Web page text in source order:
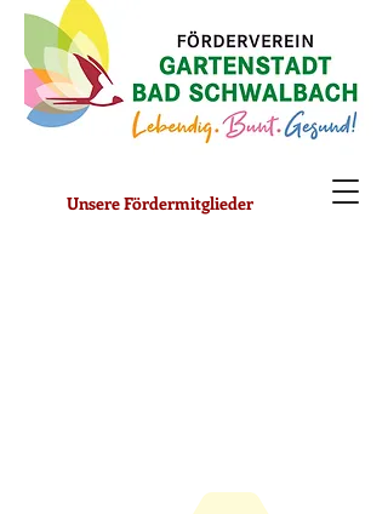
Unsere Fördermitglieder